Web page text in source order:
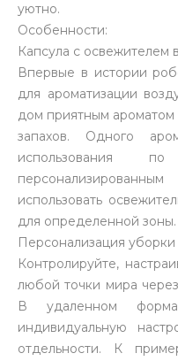
уютно.
Особенности:
Капсула с освежителем
Впервые в истории
для ароматизации
дом приятным
запахов. Одного
использования
использовать
для определенной зоны.
Персонализация уборки
Контролируйте,
любой точки мира
В удаленном
индивидуальную
отдельности. К